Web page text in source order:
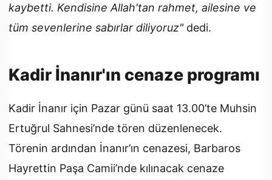
kaybetti. Kendisine Allah'tan rahmet, ailesine ve
tüm sevenlerine sabırlar diliyoruz" dedi.
Kadir İnanır'ın cenaze programı
Kadir İnanır için Pazar günü saat 13.00’te Muhsin
Ertuğrul Sahnesi’nde tören düzenlenecek.
Törenin ardından İnanır’ın cenazesi, Barbaros
Hayrettin Paşa Camii’nde kılınacak cenaze